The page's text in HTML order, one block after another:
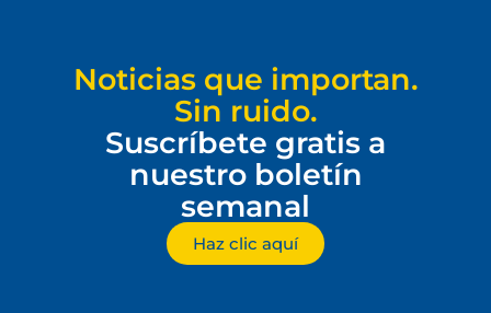
Noticias que importan.
Sin ruido.
Suscríbete gratis a
nuestro boletín
semanal
Haz clic aquí